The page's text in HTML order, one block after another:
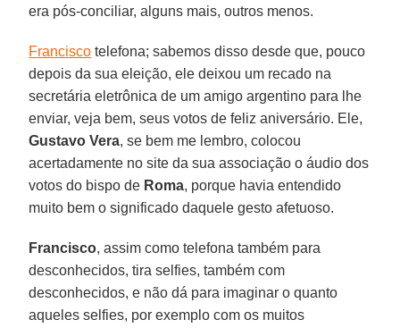
era pós-conciliar, alguns mais, outros menos.
Francisco telefona; sabemos disso desde que, pouco
depois da sua eleição, ele deixou um recado na
secretária eletrônica de um amigo argentino para lhe
enviar, veja bem, seus votos de feliz aniversário. Ele,
Gustavo Vera, se bem me lembro, colocou
acertadamente no site da sua associação o áudio dos
votos do bispo de Roma, porque havia entendido
muito bem o significado daquele gesto afetuoso.
Francisco, assim como telefona também para
desconhecidos, tira selfies, também com
desconhecidos, e não dá para imaginar o quanto
aqueles selfies, por exemplo com os muitos